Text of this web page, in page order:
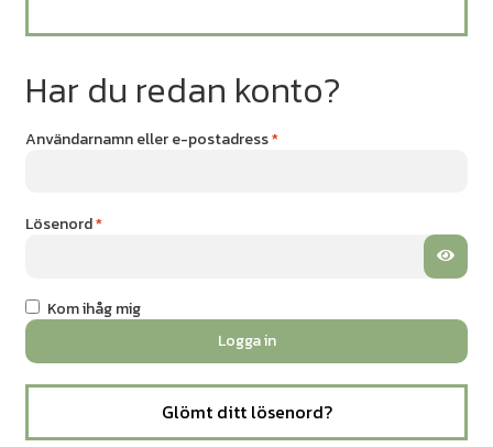
Har du redan konto?
Användarnamn eller e-postadress*Obligatoriskt
Lösenord*Obligatoriskt
Kom ihåg mig
Logga in
Glömt ditt lösenord?